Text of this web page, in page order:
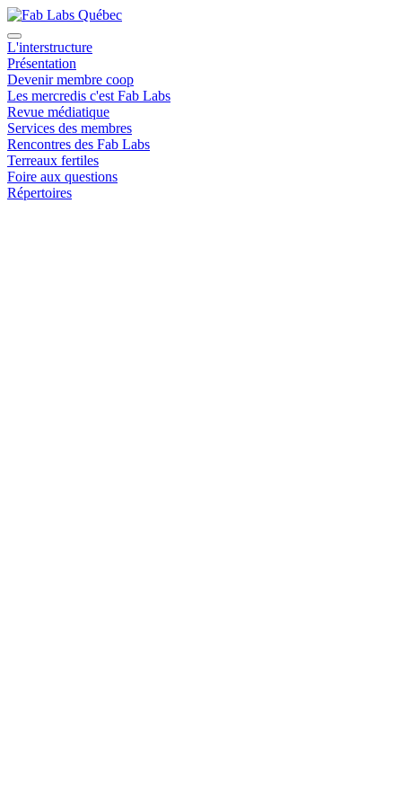
L'interstructure
Présentation
Devenir membre coop
Les mercredis c'est Fab Labs
Revue médiatique
Services des membres
Rencontres des Fab Labs
Terreaux fertiles
Foire aux questions
Répertoires